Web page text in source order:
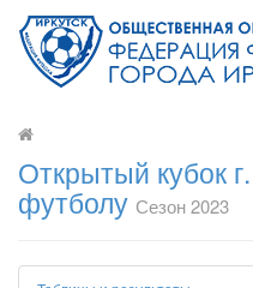
Открытый кубок
футболу Сезон 2023